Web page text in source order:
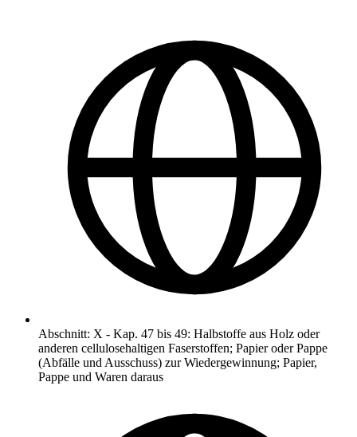
Abschnitt: X - Kap. 47 bis 49: Halbstoffe aus Holz oder
anderen cellulosehaltigen Faserstoffen; Papier oder Pappe
(Abfälle und Ausschuss) zur Wiedergewinnung; Papier,
Pappe und Waren daraus